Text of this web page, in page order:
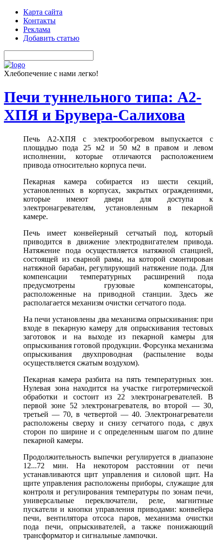
Карта сайта
Контакты
Реклама
Добавить статью
Хлебопечение с нами легко!
Печи туннельного типа: А2-
ХПЯ и Брувера-Салихова
Печь А2-ХПЯ с электрообогревом выпускается с
площадью пода 25 м2 и 50 м2 в правом и левом
исполнении, которые отличаются расположением
привода относительно корпуса печи.
Пекарная камера собирается из шести секций,
установленных в корпусах, закрытых ограждениями,
которые имеют двери для доступа к
электронагревателям, установленным в пекарной
камере.
Печь имеет конвейерный сетчатый под, который
приводится в движение электродвигателем привода.
Натяжение пода осуществляется натяжной станцией,
состоящей из сварной рамы, на которой смонтирован
натяжной барабан, регулирующий натяжение пода. Для
компенсации температурных расширений пода
предусмотрены грузовые компенсаторы,
расположенные на приводной станции. Здесь же
располагается механизм очистки сетчатого пода.
На печи установлены два механизма опрыскивания: при
входе в пекарную камеру для опрыскивания тестовых
заготовок и на выходе из пекарной камеры для
опрыскивания готовой продукции. Форсунка механизма
опрыскивания двухпроводная (распыление воды
осуществляется сжатым воздухом).
Пекарная камера разбита на пять температурных зон.
Нулевая зона находится на участке гигротермической
обработки и состоит из 22 электронагревателей. В
первой зоне 52 электронагревателя, во второй — 30,
третьей — 70, в четвертой — 40. Электронагреватели
расположены сверху и снизу сетчатого пода, с двух
сторон по ширине и с определенным шагом по длине
пекарной камеры.
Продолжительность выпечки регулируется в диапазоне
12...72 мин. На некотором расстоянии от печи
устанавливаются щит управления и силовой щит. На
щите управления расположены приборы, служащие для
контроля и регулирования температуры по зонам печи,
универсальные переключатели, реле, магнитные
пускатели и кнопки управления приводами: конвейера
печи, вентилятора отсоса паров, механизма очистки
пода печи, опрыскивателей, а также понижающий
трансформатор и сигнальные лампочки.